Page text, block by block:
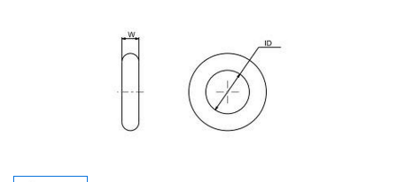
会社・学校・研究機関名 必須